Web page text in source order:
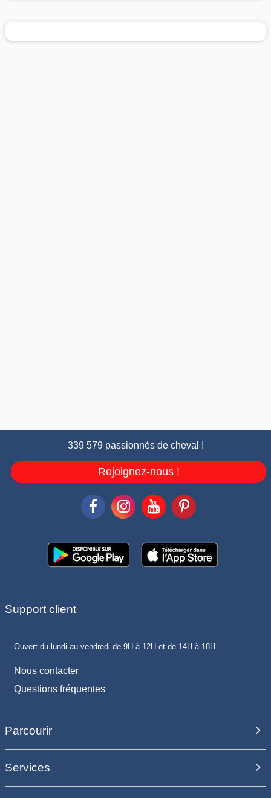
339 579 passionnés de cheval !
Rejoignez-nous !
Support client
Ouvert du lundi au vendredi de 9H à 12H et de 14H à 18H
Nous contacter
Questions fréquentes
Parcourir
Services